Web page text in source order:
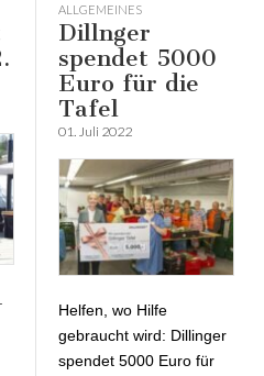
ALLGEMEINES
Dillnger
spendet 5000
Euro für die
Tafel
01. Juli 2022
Helfen, wo Hilfe
gebraucht wird: Dillinger
spendet 5000 Euro für